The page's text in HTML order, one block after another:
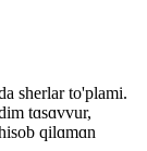
sherlar to'plami.
tɑsɑvvur,
qilɑmɑn